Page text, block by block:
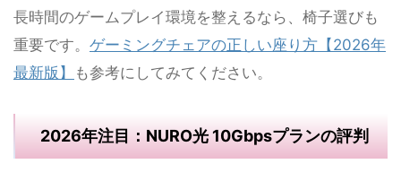
長時間のゲームプレイ環境を整えるなら、椅子選びも
重要です。 ゲーミングチェアの正しい座り方【2026年
最新版】
も参考にしてみてください。
2026年注目：NURO光 10Gbpsプランの評判